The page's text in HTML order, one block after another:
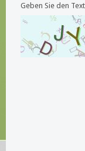
Geben Sie den